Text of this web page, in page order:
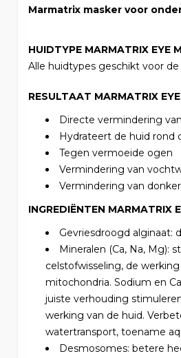
Marmatrix masker voor
HUIDTYPE MARMATRIX EYE
Alle huidtypes geschikt voor
RESULTAAT MARMATRIX
Directe vermindering
Hydrateert de huid rond
Tegen vermoeide ogen
Vermindering van
Vermindering van
INGREDIËNTEN MARMATRIX
Gevriesdroogd alginaat:
Mineralen (Ca, Na, Mg):
celstofwisseling, de
mitochondria. Sodium en
juiste verhouding
werking van de huid.
watertransport, toename
Desmosomes: betere